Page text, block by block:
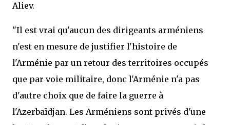
Aliev.
"Il est vrai qu'aucun des dirigeants arméniens
n'est en mesure de justifier l'histoire de
l'Arménie par un retour des territoires occupés
que par voie militaire, donc l'Arménie n'a pas
d'autre choix que de faire la guerre à
l'Azerbaïdjan. Les Arméniens sont privés d'une